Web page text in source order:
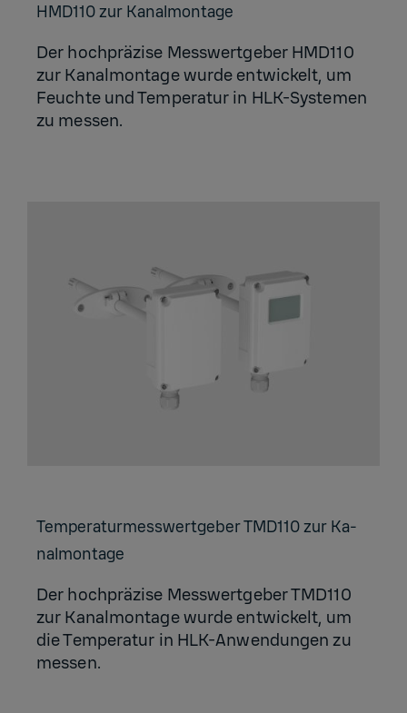
HM­D110 zur Ka­nal­mon­ta­ge
Der hochpräzise Messwertgeber HMD110
zur Kanalmontage wurde entwickelt, um
Feuchte und Temperatur in HLK-Systemen
zu messen.
Tem­pe­ra­tur­mess­wert­ge­ber TMD110 zur Ka­
nal­mon­ta­ge
Der hochpräzise Messwertgeber TMD110
zur Kanalmontage wurde entwickelt, um
die Temperatur in HLK-Anwendungen zu
messen.